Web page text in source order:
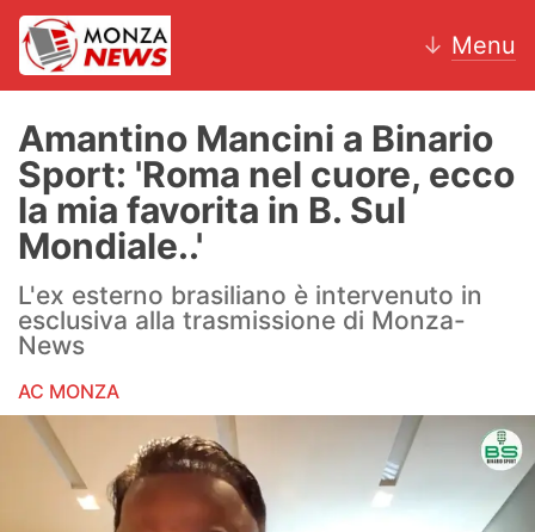
↓ Menu
News
AC Monza
Calcio
Motori
Volley
Hockey
Altri sport
Amantino Mancini a Binario
Sport: 'Roma nel cuore, ecco
la mia favorita in B. Sul
Mondiale..'
L'ex esterno brasiliano è intervenuto in
esclusiva alla trasmissione di Monza-
News
AC MONZA